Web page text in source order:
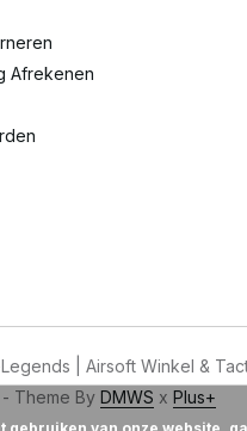
Afrekenen
| Airsoft Winkel &
- Theme ByDMWS xPlus+